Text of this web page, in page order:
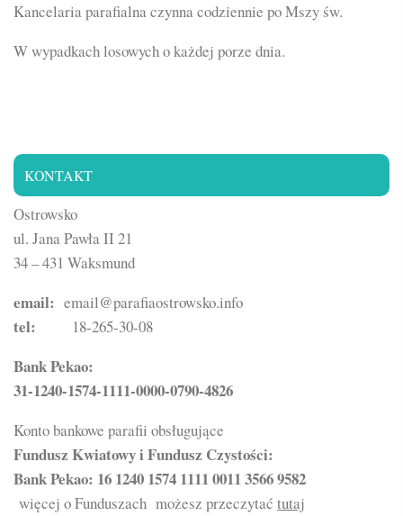
Kancelaria parafialna czynna codziennie po Mszy św.
W wypadkach losowych o każdej porze dnia.
KONTAKT
Ostrowsko
ul. Jana Pawła II 21
34 – 431 Waksmund
email: email@parafiaostrowsko.info
tel: 18-265-30-08
Bank Pekao:
31-1240-1574-1111-0000-0790-4826
Konto bankowe parafii obsługujące
Fundusz Kwiatowy i Fundusz Czystości:
Bank Pekao: 16 1240 1574 1111 0011 3566 9582
więcej o Funduszach możesz przeczytać tutaj